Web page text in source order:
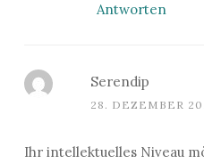
Antworten
Serendip
28. DEZEMBER
Ihr intellektuelles Niveau